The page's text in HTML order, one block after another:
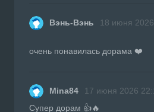
Вэнь-Вэнь 18 июня
очень понавилась дорама ❤️
Mina84 17 июня 2026
Супер дорам 👍🔥